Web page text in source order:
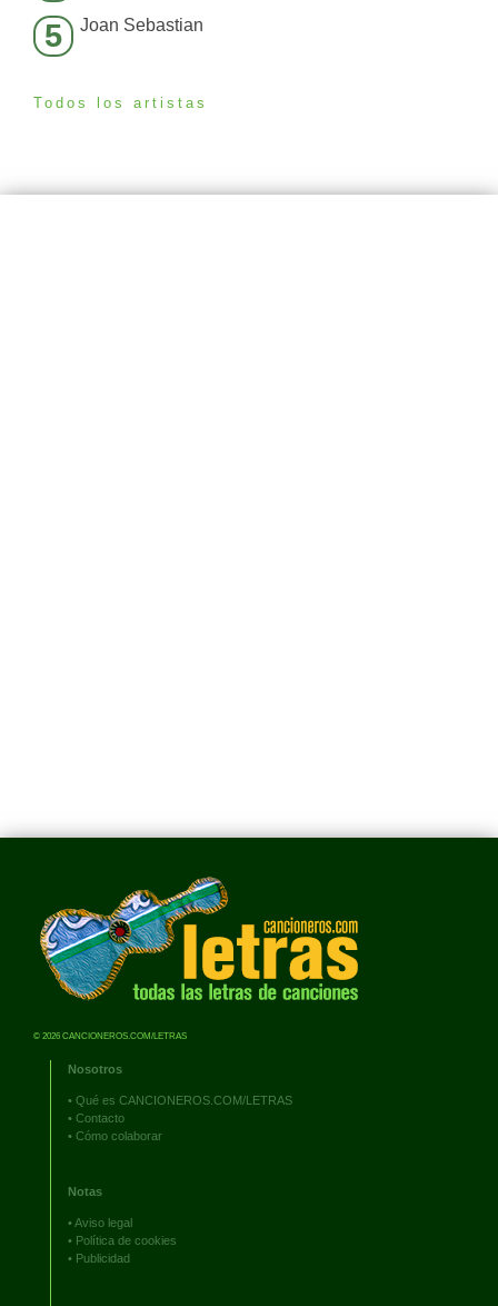
5 Joan Sebastian
Todos los artistas
© 2026 CANCIONEROS.COM/LETRAS
Nosotros
• Qué es CANCIONEROS.COM/LETRAS
• Contacto
• Cómo colaborar
Notas
•Aviso legal
• Política de cookies
• Publicidad